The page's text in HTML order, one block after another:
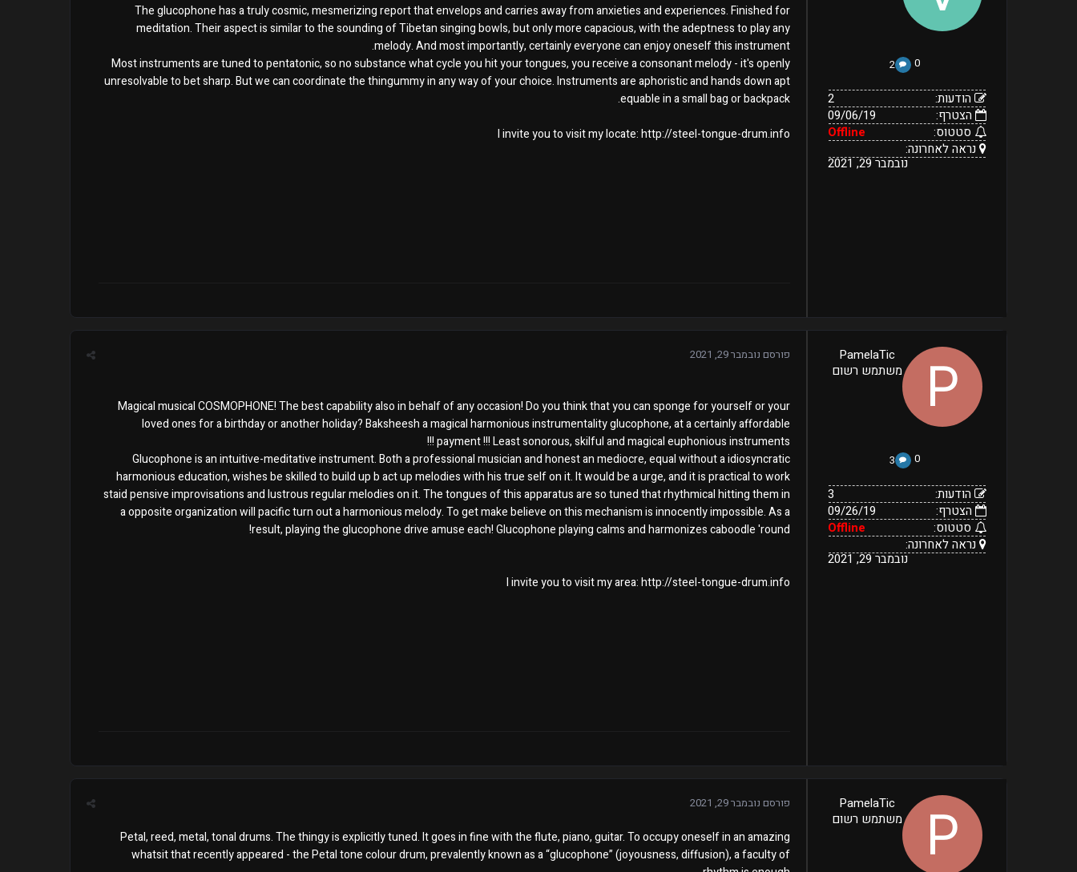
לאחרונה:
0
2
הודעות:
2
הצטרף:
09/06/19
סטטוס:
Offline
נראה לאחרונה:
נובמבר 29, 2021
The glucophone has a truly cosmic, mesmerizing report that envelops and carries away from anxieties and experiences. Finished for
meditation. Their aspect is similar to the sounding of Tibetan singing bowls, but only more capacious, with the adeptness to play any
melody. And most importantly, certainly everyone can enjoy oneself this instrument.
Most instruments are tuned to pentatonic, so no substance what cycle you hit your tongues, you receive a consonant melody - it's openly
unresolvable to bet sharp. But we can coordinate the thingummy in any way of your choice. Instruments are aphoristic and hands down apt
equable in a small bag or backpack.
I invite you to visit my locate: http://steel-tongue-drum.info
הודעות:
הצטרף:
סטטוס:
Offline
נראה
לאחרונה:
נובמבר
PamelaTic
משתמש רשום
0
3
הודעות:
3
הצטרף:
09/26/19
סטטוס:
Offline
נראה לאחרונה:
נובמבר 29, 2021
פורסם נובמבר 29, 2021
Magical musical COSMOPHONE! The best capability also in behalf of any occasion! Do you think that you can sponge for yourself or your
loved ones for a birthday or another holiday? Baksheesh a magical harmonious instrumentality glucophone, at a certainly affordable
payment !!! Least sonorous, skilful and magical euphonious instruments !!!
Glucophone is an intuitive-meditative instrument. Both a professional musician and honest an mediocre, equal without a idiosyncratic
harmonious education, wishes be skilled to build up b act up melodies with his true self on it. It would be a urge, and it is practical to work
staid pensive improvisations and lustrous regular melodies on it. The tongues of this apparatus are so tuned that rhythmical hitting them in
a opposite organization will pacific turn out a harmonious melody. To get make believe on this mechanism is innocently impossible. As a
result, playing the glucophone drive amuse each! Glucophone playing calms and harmonizes caboodle 'round!
I invite you to visit my area: http://steel-tongue-drum.info
הודעות:
הצטרף:
סטטוס:
Offline
נראה
לאחרונה:
נובמבר
PamelaTic
משתמש רשום
פורסם נובמבר 29, 2021
Petal, reed, metal, tonal drums. The thingy is explicitly tuned. It goes in fine with the flute, piano, guitar. To occupy oneself in an amazing
whatsit that recently appeared - the Petal tone colour drum, prevalently known as a “glucophone” (joyousness, diffusion), a faculty of